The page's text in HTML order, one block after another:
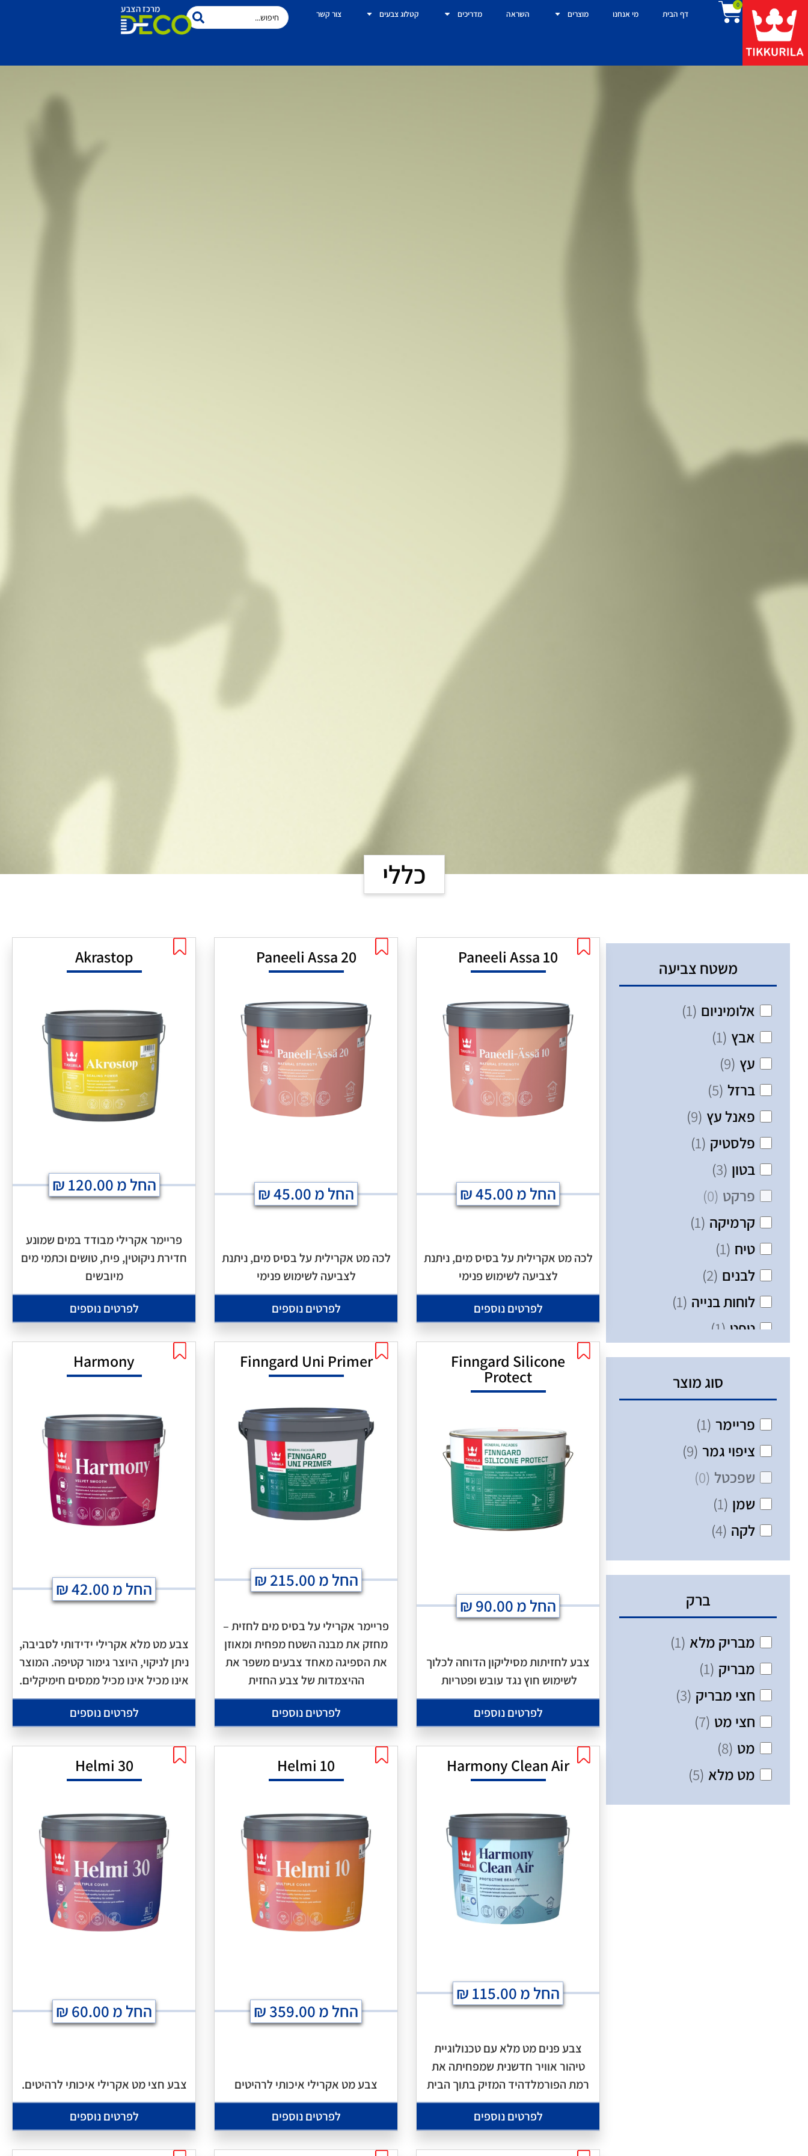
0
דף הבית מי אנחנו מוצרים השראה מדריכים קטלוג צבעים צור קשר
כללי
משטח צביעה
אלומיניום (
1
)
אבץ (
1
)
עץ (
9
)
ברזל (
5
)
פאנל עץ (
9
)
פלסטיק (
1
)
בטון (
3
)
פרקט (
0
)
קרמיקה (
1
)
טיח (
1
)
לבנים (
2
)
לוחות בנייה (
1
)
טפט (
1
)
שפכטל (
0
)
סוג מוצר
פריימר (
1
)
ציפוי גמר (
9
)
שפכטל (
0
)
שמן (
1
)
לקה (
4
)
ברק
מבריק מלא (
1
)
מבריק (
1
)
חצי מבריק (
3
)
חצי מט (
7
)
מט (
8
)
מט מלא (
5
)
10 Paneeli Assa
החל מ ₪45.00
לכה מט אקרילית על בסיס מים, ניתנת
לצביעה לשימוש פנימי
לפרטים נוספים
20 Paneeli Assa
החל מ ₪45.00
לכה מט אקרילית על בסיס מים, ניתנת
לצביעה לשימוש פנימי
לפרטים נוספים
Akrastop
החל מ ₪120.00
פריימר אקרילי מבודד במים שמונע
חדירת ניקוטין, פיח, טושים וכתמי מים
מיובשים
לפרטים נוספים
Finngard Silicone
Protect
החל מ ₪90.00
צבע לחזיתות מסיליקון הדוחה לכלוך
לשימוש חוץ נגד עובש ופטריות
לפרטים נוספים
Finngard Uni Primer
החל מ ₪215.00
פריימר אקרילי על בסיס מים לחזית –
מחזק את מבנה השטח מפחית ומאוזן
את הספיגה מאחד צבעים משפר את
ההיצמדות של צבע החזית
לפרטים נוספים
Harmony
החל מ ₪42.00
צבע מט מלא אקרילי ידידותי לסביבה,
ניתן לניקוי, היוצר גימור קטיפה. המוצר
אינו מכיל אינו מכיל ממסים חימיקלים.
לפרטים נוספים
Harmony Clean Air
החל מ ₪115.00
צבע פנים מט מלא עם טכנולוגיית
טיהור אוויר חדשנית שמפחיתה את
רמת הפורמלדהיד המזיק בתוך הבית
לפרטים נוספים
Helmi 10
החל מ ₪359.00
צבע מט אקרילי איכותי לרהיטים
לפרטים נוספים
Helmi 30
החל מ ₪60.00
צבע חצי מט אקרילי איכותי לרהיטים.
לפרטים נוספים